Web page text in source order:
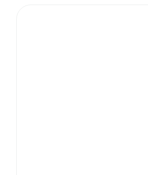
TRIODENTAL